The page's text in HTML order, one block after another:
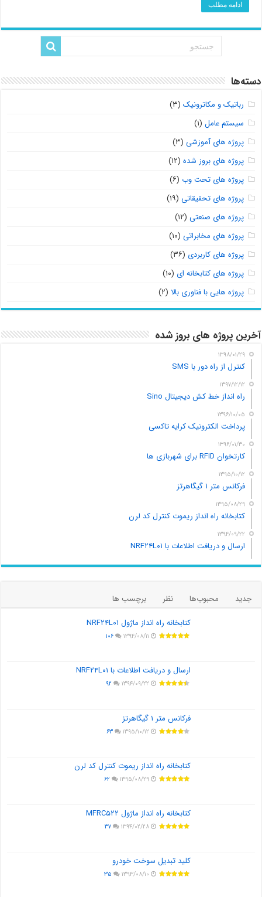
ادامه مطلب
دسته‌ها
رباتیک و مکاترونیک (۳)
سیستم عامل (۱)
پروژه های آموزشی (۳)
پروژه های بروز شده (۱۲)
پروژه های تحت وب (۶)
پروژه های تحقیقاتی (۱۹)
پروژه های صنعتی (۱۲)
پروژه های مخابراتی (۱۰)
پروژه های کاربردی (۳۶)
پروژه های کتابخانه ای (۱۰)
پروژه هایی با فناوری بالا (۲)
آخرین پروژه های بروز شده
۱۳۹۸/۰۱/۲۹
کنترل از راه دور با SMS
۱۳۹۷/۱۲/۱۲
راه انداز خط کش دیجیتال Sino
۱۳۹۶/۱۰/۰۵
پرداخت الکترونیک کرایه تاکسی
۱۳۹۶/۰۱/۳۰
کارتخوان RFID برای شهربازی ها
۱۳۹۵/۱۰/۱۲
فرکانس متر ۱ گیگاهرتز
۱۳۹۵/۰۸/۲۹
کتابخانه راه انداز ریموت کنترل کد لرن
۱۳۹۴/۰۹/۲۲
ارسال و دریافت اطلاعات با NRF۲۴L۰۱
جدید محبوب‌ها نظر
برچسب ها
کتابخانه راه انداز ماژول NRF۲۴L۰۱
۱۳۹۴/۰۸/۱۱ ۱۰۶
ارسال و دریافت اطلاعات با NRF۲۴L۰۱
۱۳۹۴/۰۹/۲۲ ۹۲
فرکانس متر ۱ گیگاهرتز
۱۳۹۵/۱۰/۱۲ ۶۳
کتابخانه راه انداز ریموت کنترل کد لرن
۱۳۹۵/۰۸/۲۹ ۶۲
کتابخانه راه انداز ماژول MFRC۵۲۲
۱۳۹۴/۰۲/۲۸ ۳۷
کلید تبدیل سوخت خودرو
۱۳۹۳/۰۸/۱۰ ۳۵